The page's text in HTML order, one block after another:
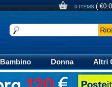
0 ITEMS (
Bambino Donna
Altri
Maglia Calcio Polo